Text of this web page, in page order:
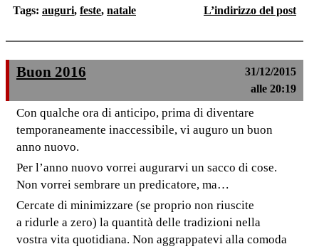
Tags: auguri, feste, natale
L’indirizzo del post
Buon 2016
31/12/2015
alle 20:19
Con qualche ora di anticipo, prima di diventare
temporaneamente inaccessibile, vi auguro un buon
anno nuovo.
Per l’anno nuovo vorrei augurarvi un sacco di cose.
Non vorrei sembrare un predicatore, ma…
Cercate di minimizzare (se proprio non riuscite
a ridurle a zero) la quantità delle tradizioni nella
vostra vita quotidiana. Non aggrappatevi alla comoda